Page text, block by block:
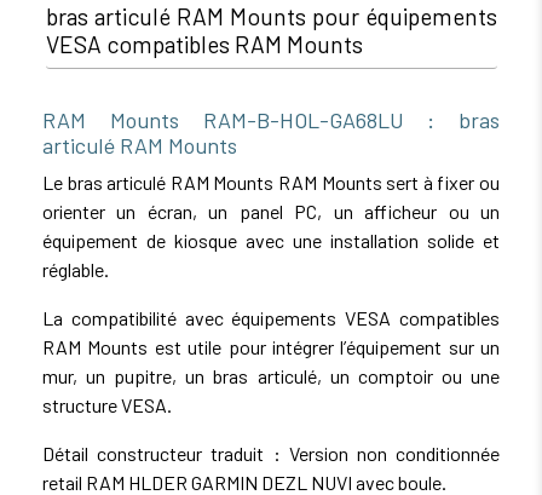
bras articulé RAM Mounts pour équipements
VESA compatibles RAM Mounts
RAM Mounts RAM-B-HOL-GA68LU : bras
articulé RAM Mounts
Le bras articulé RAM Mounts RAM Mounts sert à fixer ou
orienter un écran, un panel PC, un afficheur ou un
équipement de kiosque avec une installation solide et
réglable.
La compatibilité avec équipements VESA compatibles
RAM Mounts est utile pour intégrer l’équipement sur un
mur, un pupitre, un bras articulé, un comptoir ou une
structure VESA.
Détail constructeur traduit : Version non conditionnée
retail RAM HLDER GARMIN DEZL NUVI avec boule.